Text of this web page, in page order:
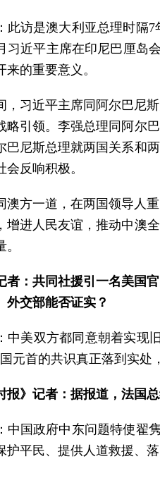
此访是澳大利亚总理时隔
习近平主席在印尼巴厘岛
来的重要意义。
，习近平主席同阿尔巴尼
略引领。李强总理同阿尔
巴尼斯总理就两国关系和
反响积极。
澳方一道，在两国领导人
增进人民友谊，推动中澳
者：共同社援引一名美国
外交部能否证实？
中美双方都同意朝着实现
元首的共识真正落到实处
报》记者：据报道，法国
中国政府中东问题特使翟
护平民、提供人道救援、落